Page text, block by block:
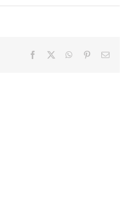
Facebook WhatsApp
PinterestCorreo